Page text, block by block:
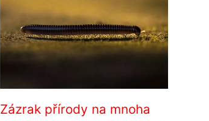
Zázrak přírody na mnoha